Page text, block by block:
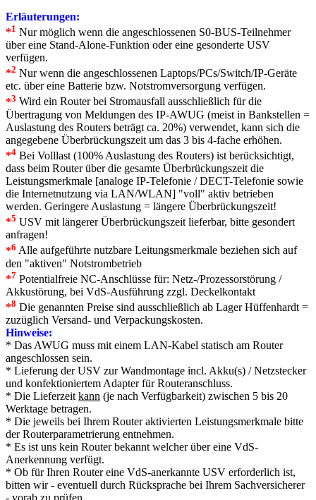
Erläuterungen:
*1 Nur möglich wenn die angeschlossenen S0-BUS-Teilnehmer
über eine Stand-Alone-Funktion oder eine gesonderte USV
verfügen.
*2 Nur wenn die angeschlossenen Laptops/PCs/Switch/IP-Geräte
etc. über eine Batterie bzw. Notstromversorgung verfügen.
*3 Wird ein Router bei Stromausfall ausschließlich für die
Übertragung von Meldungen des IP-AWUG (meist in Bankstellen =
Auslastung des Routers beträgt ca. 20%) verwendet, kann sich die
angegebene Überbrückungszeit um das 3 bis 4-fache erhöhen.
*4 Bei Volllast (100% Auslastung des Routers) ist berücksichtigt,
dass beim Router über die gesamte Überbrückungszeit die
Leistungsmerkmale [analoge IP-Telefonie / DECT-Telefonie sowie
die Internetnutzung via LAN/WLAN] "voll" aktiv betrieben
werden. Geringere Auslastung = längere Überbrückungszeit!
*5 USV mit längerer Überbrückungszeit lieferbar, bitte gesondert
anfragen!
*6 Alle aufgeführte nutzbare Leitungsmerkmale beziehen sich auf
den "aktiven" Notstrombetrieb
*7 Potentialfreie NC-Anschlüsse für: Netz-/Prozessorstörung /
Akkustörung, bei VdS-Ausführung zzgl. Deckelkontakt
*8 Die genannten Preise sind ausschließlich ab Lager Hüffenhardt =
zuzüglich Versand- und Verpackungskosten.
Hinweise:
* Das AWUG muss mit einem LAN-Kabel statisch am Router
angeschlossen sein.
* Lieferung der USV zur Wandmontage incl. Akku(s) / Netzstecker
und konfektioniertem Adapter für Routeranschluss.
* Die Lieferzeitkann (je nach Verfügbarkeit) zwischen 5 bis 20
Werktage betragen.
* Die jeweils bei Ihrem Router aktivierten Leistungsmerkmale bitte
der Routerparametrierung entnehmen.
* Es ist uns kein Router bekannt welcher über eine VdS-
Anerkennung verfügt.
* Ob für Ihren Router eine VdS-anerkannte USV erforderlich ist,
bitten wir - eventuell durch Rücksprache bei Ihrem Sachversicherer